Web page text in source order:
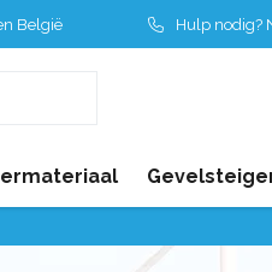
België Hulp nodig?